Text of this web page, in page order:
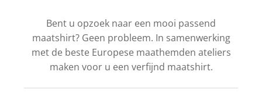
Bent u opzoek naar een mooi passend
maatshirt? Geen probleem. In samenwerking
met de beste Europese maathemden ateliers
maken voor u een verfijnd maatshirt.